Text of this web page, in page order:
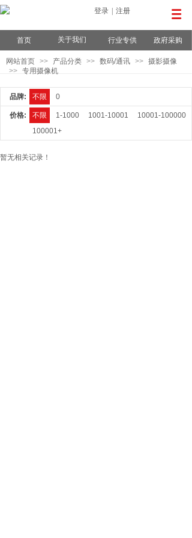
登录 注册
首页 关于我们 行业专供 政府采购
网站首页 >> 产品分类 >> 数码/通讯 >> 摄影摄像
>> 专用摄像机
品牌: 不限 0
价格: 不限 1-1000 1001-10001
10001-100000
100001+
暂无相关记录！